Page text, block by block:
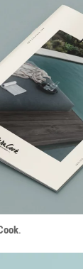
Casa Cook
.